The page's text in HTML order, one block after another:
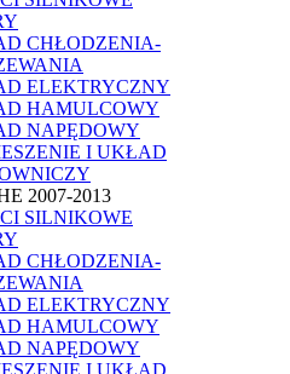
CHŁODZENIA-
ELEKTRYCZNY
HAMULCOWY
NAPĘDOWY
I UKŁAD
2007-2013
SILNIKOWE
CHŁODZENIA-
ELEKTRYCZNY
HAMULCOWY
NAPĘDOWY